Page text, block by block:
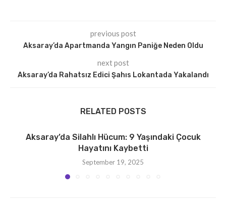
previous post
Aksaray’da Apartmanda Yangın Paniğe Neden Oldu
next post
Aksaray’da Rahatsız Edici Şahıs Lokantada Yakalandı
RELATED POSTS
Aksaray’da Silahlı Hücum: 9 Yaşındaki Çocuk
Hayatını Kaybetti
September 19, 2025